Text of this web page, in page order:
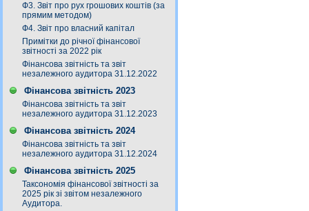
Ф3. Звiт про рух грошових коштiв (за
прямим методом)
Ф4. Звіт про власний капітал
Примітки до річної фінансової
звітності за 2022 рік
Фінансова звітність та звіт
незалежного аудитора 31.12.2022
Фінансова звітність 2023
Фінансова звітність та звіт
незалежного аудитора 31.12.2023
Фінансова звітність 2024
Фінансова звітність та звіт
незалежного аудитора 31.12.2024
Фінансова звітність 2025
Таксономія фінансової звітності за
2025 рік зі звітом незалежного
Аудитора.